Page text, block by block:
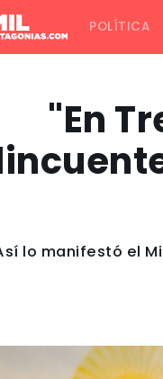
POLÍTICA
"En
lo manifestó el